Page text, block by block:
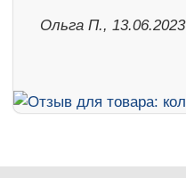
Ольга П., 13.06.2023